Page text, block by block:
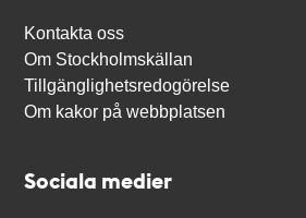
Kontakta oss
Om Stockholmskällan
Tillgänglighetsredogörelse
Om kakor på webbplatsen
Sociala medier